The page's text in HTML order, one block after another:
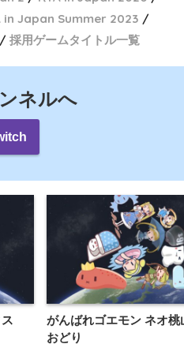
in Japan Summer 2023
採用ゲームタイトル一覧
ネルへ
がんばれゴエモン ネオ桃
おどり